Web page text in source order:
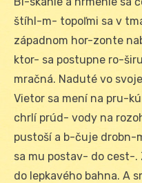
štíhl-m- topoľmi sa v
západnom hor-zonte
ktor- sa postupne ro-
mračná. Naduté vo
Vietor sa mení na pru-
chrlí prúd- vody na
pustoší a b-čuje drobn-
sa mu postav- do cest-
do lepkavého bahna. A